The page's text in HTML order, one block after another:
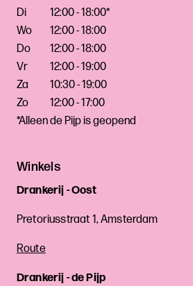
Di
12:00 - 18:00*
Wo
12:00 - 18:00
Do
12:00 - 18:00
Vr
12:00 - 19:00
Za
10:30 - 19:00
Zo
12:00 - 17:00
*Alleen de Pijp is geopend
Winkels
Drankerij - Oost
Pretoriusstraat 1, Amsterdam
Route
Drankerij - de Pijp